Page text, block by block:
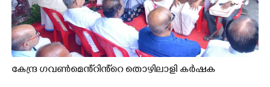
കേന്ദ്ര ഗവൺമെൻ്റിൻ്റെ തൊഴിലാളി കർഷക